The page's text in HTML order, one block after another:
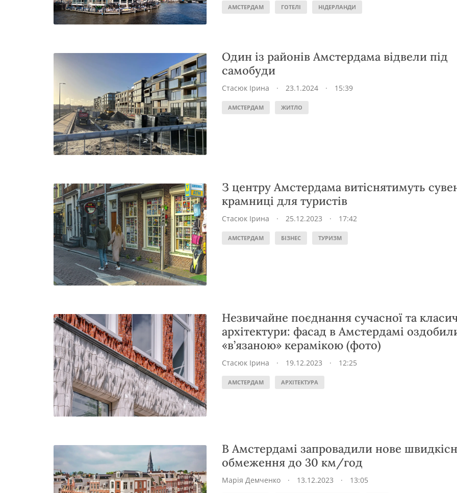
АМСТЕРДАМ ГОТЕЛІ НІДЕРЛАНДИ
Один із районів Амстердама відвели під
самобуди
Стасюк Ірина · 23.1.2024 · 15:39
АМСТЕРДАМ ЖИТЛО
З центру Амстердама витіснятимуть
крамниці для туристів
Стасюк Ірина · 25.12.2023 · 17:42
АМСТЕРДАМ БІЗНЕС ТУРИЗМ
Незвичайне поєднання сучасної та
архітектури: фасад в Амстердамі
«в’язаною» керамікою (фото)
Стасюк Ірина · 19.12.2023 · 12:25
АМСТЕРДАМ АРХІТЕКТУРА
В Амстердамі запровадили нове
обмеження до 30 км/год
Марія Демченко · 13.12.2023 · 13:05